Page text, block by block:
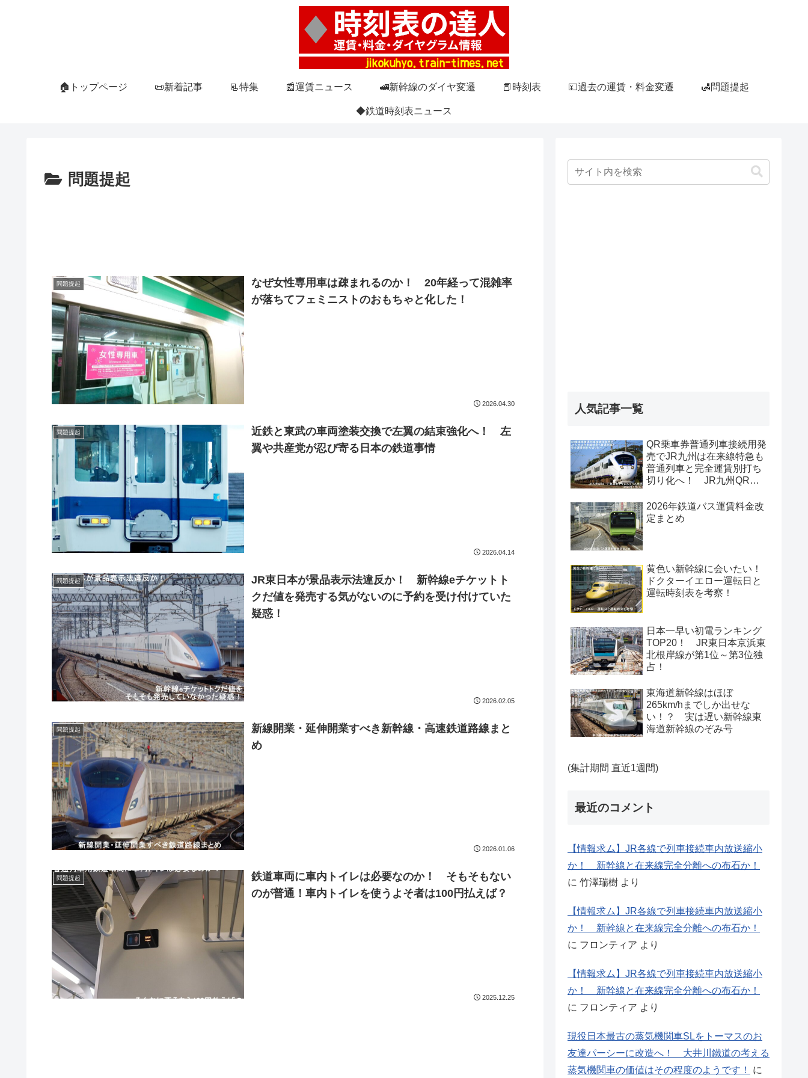
🏠トップページ 📜新着記事 📃特集 📰運賃ニュース 🚅新幹線のダイヤ変遷 📕時刻表 💴過去の運賃・料金変遷 🛃問題提起
◆鉄道時刻表ニュース
問題提起
問題提起
なぜ女性専用車は疎まれるのか！ 20年経って混雑率
が落ちてフェミニストのおもちゃと化した！
2026.04.30
問題提起
近鉄と東武の車両塗装交換で左翼の結束強化へ！ 左
翼や共産党が忍び寄る日本の鉄道事情
2026.04.14
問題提起
JR東日本が景品表示法違反か！ 新幹線eチケットト
クだ値を発売する気がないのに予約を受け付けていた
疑惑！
2026.02.05
問題提起
新線開業・延伸開業すべき新幹線・高速鉄道路線まと
め
2026.01.06
問題提起
鉄道車両に車内トイレは必要なのか！ そもそもない
のが普通！車内トイレを使うよそ者は100円払えば？
2025.12.25
人気記事一覧
QR乗車券普通列車接続用発
売でJR九州は在来線特急も
普通列車と完全運賃別打ち
切り化へ！ JR九州QRコ
発売(2026年4月2日)
2026年鉄道バス運賃料金改
定まとめ
黄色い新幹線に会いたい！
ドクターイエロー運転日と
運転時刻表を考察！
日本一早い初電ランキング
TOP20！ JR東日本京浜東
北根岸線が第1位～第3位独
占！
東海道新幹線はほぼ
265km/hまでしか出せな
い！？ 実は遅い新幹線東
海道新幹線のぞみ号
(集計期間 直近1週間)
最近のコメント
【情報求ム】JR各線で列車接続車内放送縮小
か！ 新幹線と在来線完全分離への布石か！
に 竹澤瑞樹 より
【情報求ム】JR各線で列車接続車内放送縮小
か！ 新幹線と在来線完全分離への布石か！
に フロンティア より
【情報求ム】JR各線で列車接続車内放送縮小
か！ 新幹線と在来線完全分離への布石か！
に フロンティア より
現役日本最古の蒸気機関車SLをトーマスのお
友達パーシーに改造へ！ 大井川鐵道の考える
蒸気機関車の価値はその程度のようです！
に